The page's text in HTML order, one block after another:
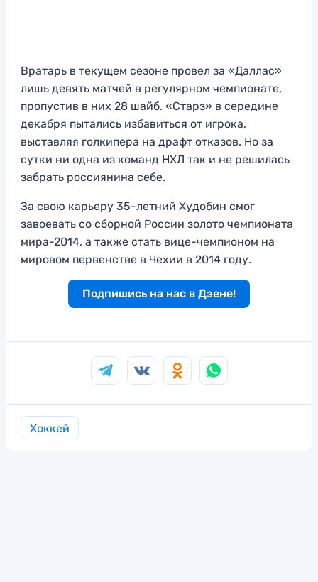
Вратарь в текущем сезоне провел за «Даллас»
лишь девять матчей в регулярном чемпионате,
пропустив в них 28 шайб. «Старз» в середине
декабря пытались избавиться от игрока,
выставляя голкипера на драфт отказов. Но за
сутки ни одна из команд НХЛ так и не решилась
забрать россиянина себе.
За свою карьеру 35-летний Худобин смог
завоевать со сборной России золото чемпионата
мира-2014, а также стать вице-чемпионом на
мировом первенстве в Чехии в 2014 году.
Подпишись на нас в Дзене!
Хоккей